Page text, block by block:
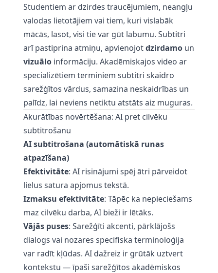
Studentiem ar dzirdes traucējumiem, neangļu
valodas lietotājiem vai tiem, kuri vislabāk
mācās, lasot, visi tie var gūt labumu. Subtitri
arī pastiprina atmiņu, apvienojotdzirdamo un
vizuālo informāciju. Akadēmiskajos video ar
specializētiem terminiem subtitri skaidro
sarežģītos vārdus, samazina neskaidrības un
palīdz, lai neviens netiktu atstāts aiz muguras.
Akurātības novērtēšana: AI pret cilvēku
subtitrošanu
AI subtitrošana (automātiskā runas
atpazīšana)
Efektivitāte: AI risinājumi spēj ātri pārveidot
lielus satura apjomus tekstā.
Izmaksu efektivitāte: Tāpēc ka nepieciešams
maz cilvēku darba, AI bieži ir lētāks.
Vājās puses: Sarežģīti akcenti, pārklājošs
dialogs vai nozares specifiska terminoloģija
var radīt kļūdas. AI dažreiz ir grūtāk uztvert
kontekstu — īpaši sarežģītos akadēmiskos